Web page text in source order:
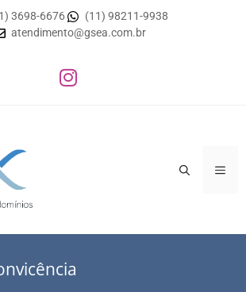
3698-6676
(11) 98211-9938
atendimento@gsea.com.br